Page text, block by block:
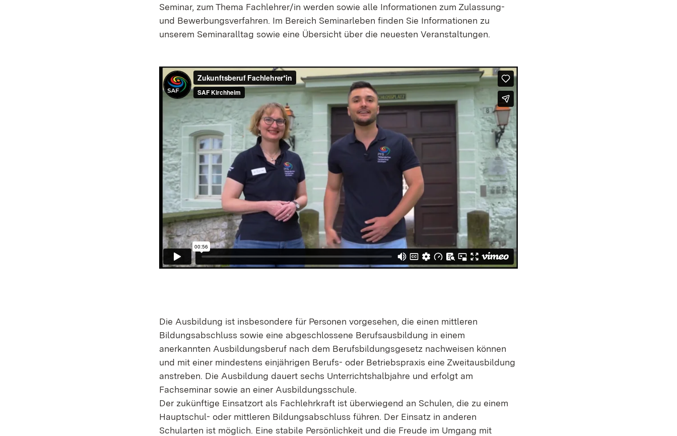
Seminar, zum Thema Fachlehrer/in werden sowie alle Informationen zum Zulassung-
und Bewerbungsverfahren. Im Bereich Seminarleben finden Sie Informationen zu
unserem Seminaralltag sowie eine Übersicht über die neuesten Veranstaltungen.
Die Ausbildung ist insbesondere für Personen vorgesehen, die einen mittleren
Bildungsabschluss sowie eine abgeschlossene Berufsausbildung in einem
anerkannten Ausbildungsberuf nach dem Berufsbildungsgesetz nachweisen können
und mit einer mindestens einjährigen Berufs- oder Betriebspraxis eine Zweitausbildung
anstreben. Die Ausbildung dauert sechs Unterrichtshalbjahre und erfolgt am
Fachseminar sowie an einer Ausbildungsschule.
Der zukünftige Einsatzort als Fachlehrkraft ist überwiegend an Schulen, die zu einem
Hauptschul- oder mittleren Bildungsabschluss führen. Der Einsatz in anderen
Schularten ist möglich. Eine stabile Persönlichkeit und die Freude im Umgang mit